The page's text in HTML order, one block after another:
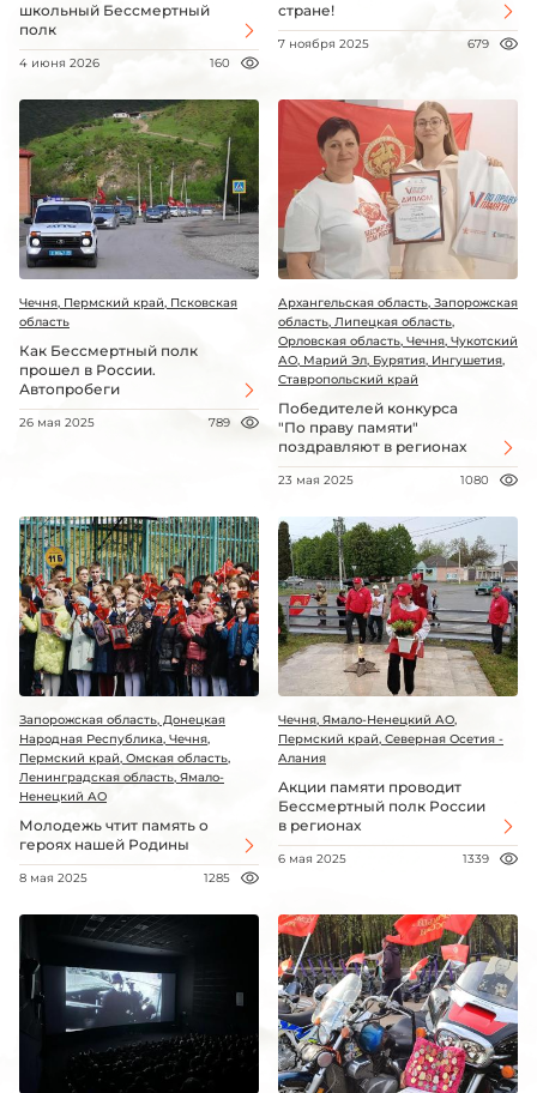
школьный Бессмертный
полк
4 июня 2026 160
стране!
7 ноября 2025 679
Чечня, Пермский край, Псковская
область
Как Бессмертный полк
прошел в России.
Автопробеги
26 мая 2025 789
Архангельская область, Запорожская
область, Липецкая область,
Орловская область, Чечня, Чукотский
АО, Марий Эл, Бурятия, Ингушетия,
Ставропольский край
Победителей конкурса
"По праву памяти"
поздравляют в регионах
23 мая 2025 1080
Запорожская область, Донецкая
Народная Республика, Чечня,
Пермский край, Омская область,
Ленинградская область, Ямало-
Ненецкий АО
Молодежь чтит память о
героях нашей Родины
8 мая 2025 1285
Чечня, Ямало-Ненецкий АО,
Пермский край, Северная Осетия -
Алания
Акции памяти проводит
Бессмертный полк России
в регионах
6 мая 2025 1339